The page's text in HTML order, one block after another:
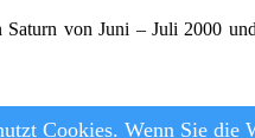
Cookies. Wenn Sie
Saturn von Juni – Juli 2000
|